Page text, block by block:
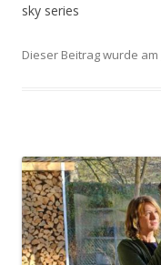
sky series
Dieser Beitrag wurde am